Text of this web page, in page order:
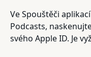
Ve Spouštěči
Podcasts,
svého Apple ID. Je